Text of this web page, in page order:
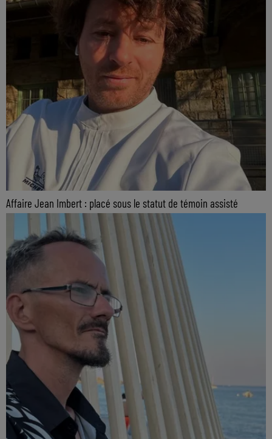
Affaire Jean Imbert : placé sous le statut de témoin assisté